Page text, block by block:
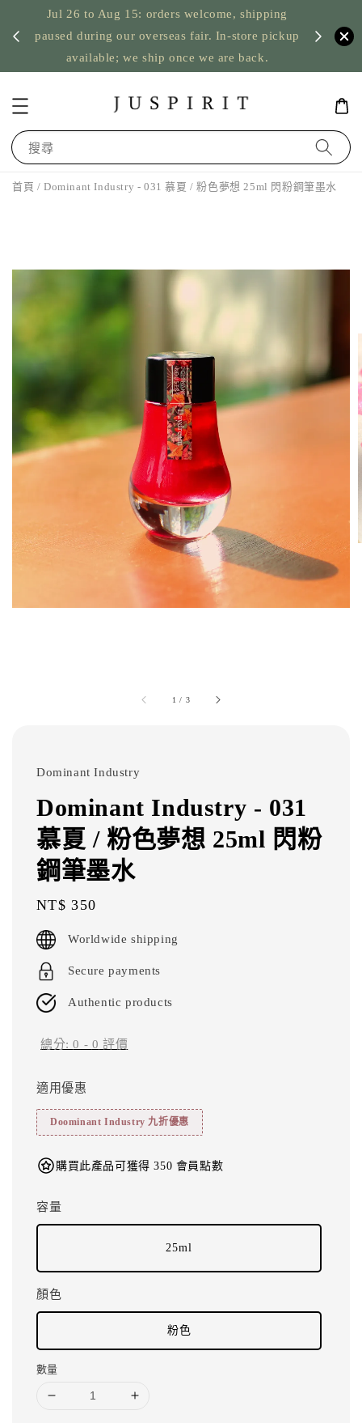
Jul 26 to Aug 15: orders welcome, shipping
paused during our overseas fair. In-store pickup
available; we ship once we are back.
US
搜尋
首頁 / Dominant Industry - 031 慕夏 / 粉色夢想 25ml 閃粉鋼筆墨水
1 / 3
Dominant Industry
Dominant Industry - 031
慕夏 / 粉色夢想 25ml 閃粉
鋼筆墨水
Regular
price
NT$ 350
Worldwide shipping
Secure payments
Authentic products
總分:0 - 0 評價
適用優惠
Doominant Industry 九折優惠
購買此產品可獲得 350 會員點數
容量
25ml
顏色
粉色
數量